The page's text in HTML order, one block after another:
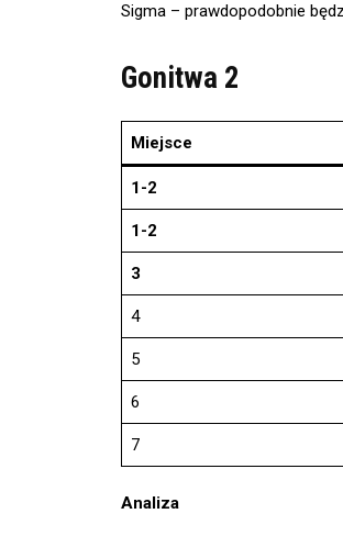
Sigma – prawdopodobnie
Gonitwa 2
Miejsce
1-2
1-2
3
4
5
6
7
Analiza